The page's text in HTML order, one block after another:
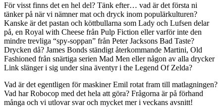
För visst finns det en hel del? Tänk efter… vad är det första ni
tänker på när vi nämner mat och dryck inom populärkulturen?
Kanske är det pastan och köttbullarna som Lady och Lufsen delar
på, en Royal with Cheese från Pulp Fiction eller varför inte den
mindre trevliga “spy-soppan” från Peter Jacksons Bad Taste?
Drycken då? James Bonds ständigt återkommande Martini, Old
Fashioned från snärtiga serien Mad Men eller någon av alla drycker
Link slänger i sig under sina äventyr i the Legend Of Zelda?
Vad är det egentligen för maskiner Emil rotat fram till matlagningen?
Vad har Robocop med det hela att göra? Frågorna är på förhand
många och vi utlovar svar och mycket mer i veckans avsnitt!